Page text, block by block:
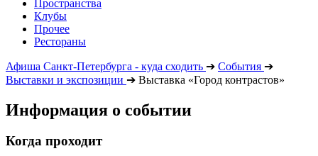
Пространства
Клубы
Прочее
Рестораны
Афиша Санкт-Петербурга - куда сходить ➔ События ➔
Выставки и экспозиции ➔ Выставка «Город контрастов»
Информация о событии
Когда проходит